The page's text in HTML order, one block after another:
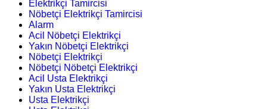
Elektrikçi Tamircisi
Nöbetçi Elektrikçi Tamircisi
Alarm
Acil Nöbetçi Elektrikçi
Yakın Nöbetçi Elektrikçi
Nöbetçi Elektrikçi
Nöbetçi Nöbetçi Elektrikçi
Acil Usta Elektrikçi
Yakın Usta Elektrikçi
Usta Elektrikçi